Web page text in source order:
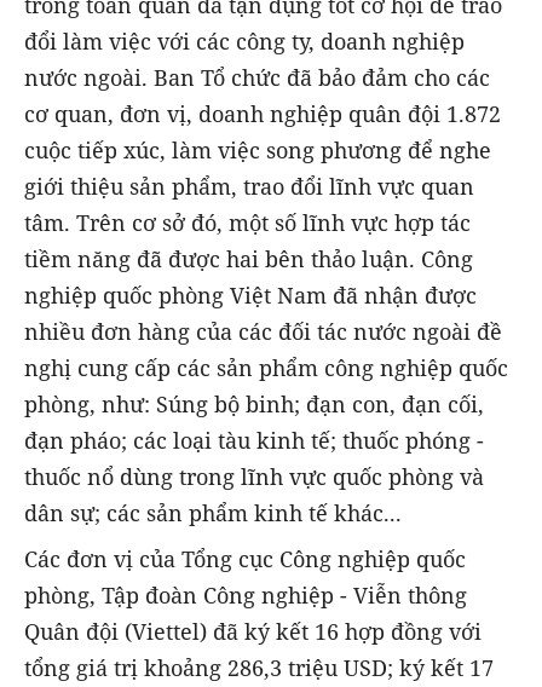
đổi làm việc với các công ty, doanh nghiệp
nước ngoài. Ban Tổ chức đã bảo đảm cho các
cơ quan, đơn vị, doanh nghiệp quân đội 1.872
cuộc tiếp xúc, làm việc song phương để nghe
giới thiệu sản phẩm, trao đổi lĩnh vực quan
tâm. Trên cơ sở đó, một số lĩnh vực hợp tác
tiềm năng đã được hai bên thảo luận. Công
nghiệp quốc phòng Việt Nam đã nhận được
nhiều đơn hàng của các đối tác nước ngoài đề
nghị cung cấp các sản phẩm công nghiệp quốc
phòng, như: Súng bộ binh; đạn con, đạn cối,
đạn pháo; các loại tàu kinh tế; thuốc phóng -
thuốc nổ dùng trong lĩnh vực quốc phòng và
dân sự; các sản phẩm kinh tế khác...
Các đơn vị của Tổng cục Công nghiệp quốc
phòng, Tập đoàn Công nghiệp - Viễn thông
Quân đội (Viettel) đã ký kết 16 hợp đồng với
tổng giá trị khoảng 286,3 triệu USD; ký kết 17